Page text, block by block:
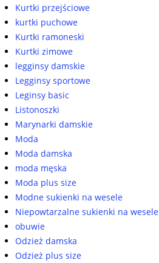
Kurtki przejściowe
kurtki puchowe
Kurtki ramoneski
Kurtki zimowe
legginsy damskie
Legginsy sportowe
Leginsy basic
Listonoszki
Marynarki damskie
Moda
Moda damska
moda męska
Moda plus size
Modne sukienki na wesele
Niepowtarzalne sukienki na wesele
obuwie
Odzież damska
Odzież plus size